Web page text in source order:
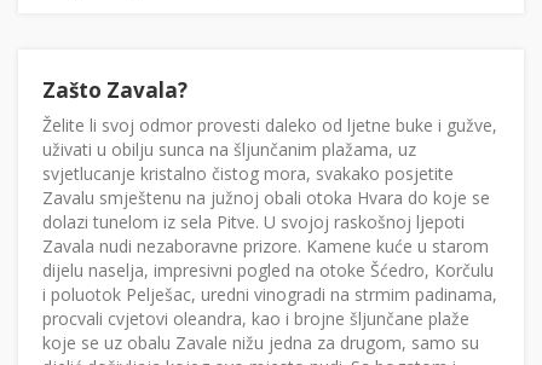
Zašto Zavala?
Želite li svoj odmor provesti daleko od ljetne buke i gužve,
uživati u obilju sunca na šljunčanim plažama, uz
svjetlucanje kristalno čistog mora, svakako posjetite
Zavalu smještenu na južnoj obali otoka Hvara do koje se
dolazi tunelom iz sela Pitve. U svojoj raskošnoj ljepoti
Zavala nudi nezaboravne prizore. Kamene kuće u starom
dijelu naselja, impresivni pogled na otoke Šćedro, Korčulu
i poluotok Pelješac, uredni vinogradi na strmim padinama,
procvali cvjetovi oleandra, kao i brojne šljunčane plaže
koje se uz obalu Zavale nižu jedna za drugom, samo su